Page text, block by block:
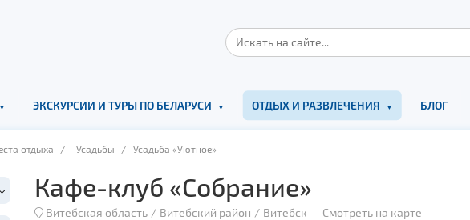
ЭКСКУРСИИ И ТУРЫ ПО БЕЛАРУСИ ОТДЫХ И РАЗВЛЕЧЕНИЯ БЛОГ
отдыха / Усадьбы / Усадьба «Уютное»
Кафе-клуб «Собрание»
Витебская область Витебский район Витебск — Смотреть на карте